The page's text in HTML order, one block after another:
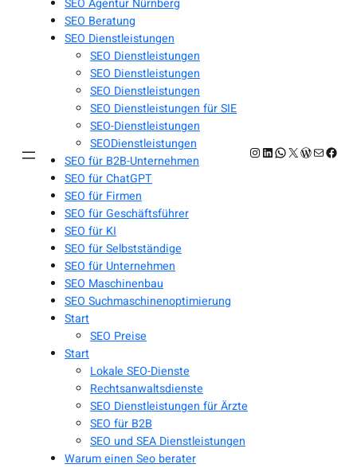
SEO Agentur Nürnberg
SEO Beratung
SEO Dienstleistungen
SEO Dienstleistungen
SEO Dienstleistungen
SEO Dienstleistungen
SEO Dienstleistungen für SIE
SEO-Dienstleistungen
SEODienstleistungen
SEO für B2B-Unternehmen
SEO für ChatGPT
SEO für Firmen
SEO für Geschäftsführer
SEO für KI
SEO für Selbstständige
SEO für Unternehmen
SEO Maschinenbau
SEO Suchmaschinenoptimierung
Start
SEO Preise
Start
Lokale SEO-Dienste
Rechtsanwaltsdienste
SEO Dienstleistungen für Ärzte
SEO für B2B
SEO und SEA Dienstleistungen
Warum einen Seo berater
Instagram
LinkedIn
WhatsApp
X E-Mail